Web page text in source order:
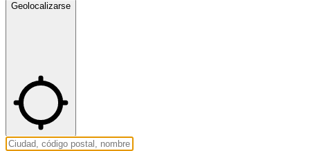
Geolocalizarse